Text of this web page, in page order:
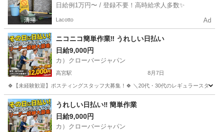
日給例1万円〜 / 登録不要！高時給求人多数✨
Lacotto Ad
ニコニコ簡単作業‼️ うれしい日払い
日給9,000円
カ）クローバージャパン
高宮駅 8月7日
🍀【未経験歓迎】ポスティングスタッフ大募集！🍀 ＼20代・30代のレギュラースタ
福岡 福岡市 高宮駅 軽作業 スタッフ
うれしい日払い‼ 簡単作業
日給9,000円
カ）クローバージャパン